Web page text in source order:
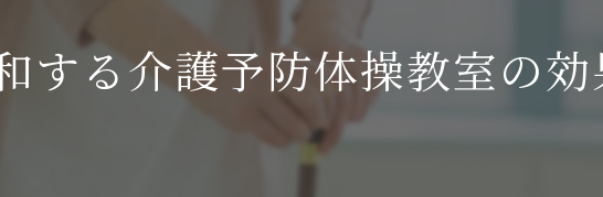
疲労回復
する介護予防体操教室の効